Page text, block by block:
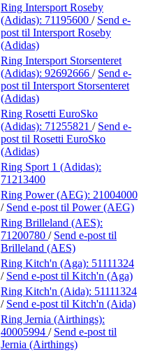
Ring Intersport Roseby
(Adidas): 71195600 / Send e-
post til Intersport Roseby
(Adidas)
Ring Intersport Storsenteret
(Adidas): 92692666 / Send e-
post til Intersport Storsenteret
(Adidas)
Ring Rosetti EuroSko
(Adidas): 71255821 / Send e-
post til Rosetti EuroSko
(Adidas)
Ring Sport 1 (Adidas):
71213400
Ring Power (AEG): 21004000
/ Send e-post til Power (AEG)
Ring Brilleland (AES):
71200780 / Send e-post til
Brilleland (AES)
Ring Kitch'n (Aga): 51111324
/ Send e-post til Kitch'n (Aga)
Ring Kitch'n (Aida): 51111324
/ Send e-post til Kitch'n (Aida)
Ring Jernia (Airthings):
40005994 / Send e-post til
Jernia (Airthings)